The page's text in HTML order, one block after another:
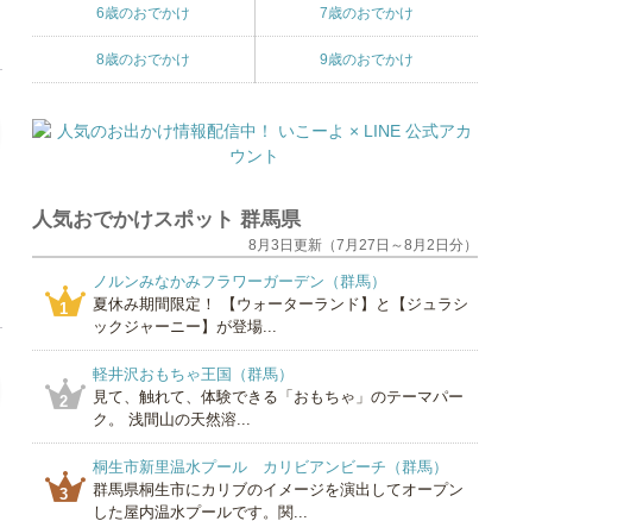
6歳のおでかけ 7歳のおでかけ
8歳のおでかけ 9歳のおでかけ
人気おでかけスポット 群馬県
8月3日更新（7月27日～8月2日分）
1
ノルンみなかみフラワーガーデン（群馬）
夏休み期間限定！ 【ウォーターランド】と【ジュラシ
ックジャーニー】が登場...
2
軽井沢おもちゃ王国（群馬）
見て、触れて、体験できる「おもちゃ」のテーマパー
ク。 浅間山の天然溶...
3
桐生市新里温水プール カリビアンビーチ（群馬）
群馬県桐生市にカリブのイメージを演出してオープン
した屋内温水プールです。関...